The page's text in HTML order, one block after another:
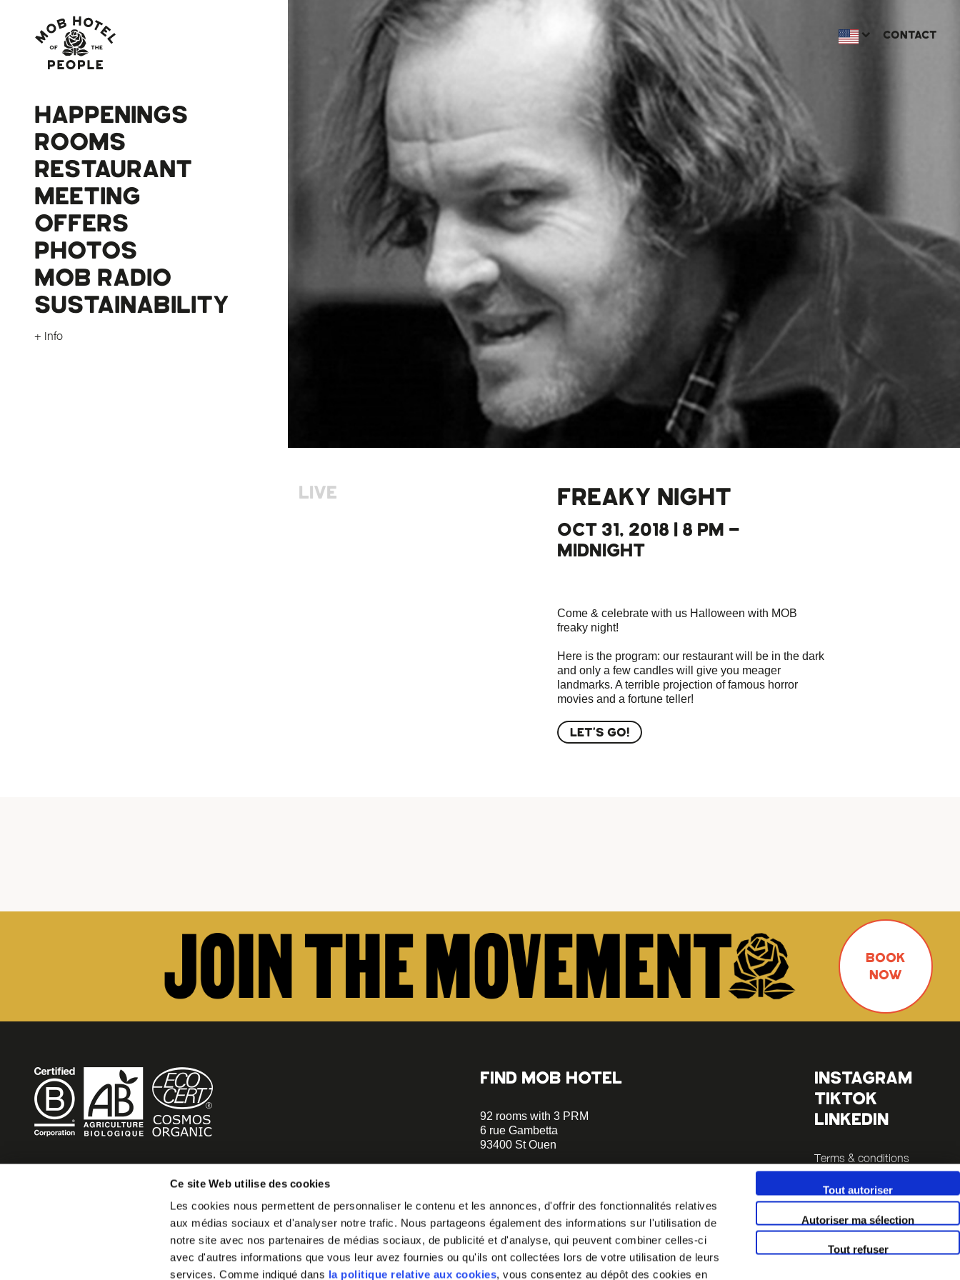
Ce site Web utilise des cookies
Les cookies nous permettent de personnaliser le contenu et les annonces, d'offrir des fonctionnalités relatives
aux médias sociaux et d'analyser notre trafic. Nous partageons également des informations sur l'utilisation de
notre site avec nos partenaires de médias sociaux, de publicité et d'analyse, qui peuvent combiner celles-ci
avec d'autres informations que vous leur avez fournies ou qu'ils ont collectées lors de votre utilisation de leurs
services. Comme indiqué dans la politique relative aux cookies, vous consentez au dépôt des cookies en
Tout autoriser
Autoriser ma sélection
Tout refuser
HAPPENINGS
ROOMS
RESTAURANT
MEETING
OFFERS
PHOTOS
MOB RADIO
SUSTAINABILITY
+ Info
CONTACT
FREAKY NIGHT
OCT 31, 2018 | 8 PM -
MIDNIGHT
LIVE
Come & celebrate with us Halloween with MOB
freaky night!
Here is the program: our restaurant will be in the dark
and only a few candles will give you meager
landmarks. A terrible projection of famous horror
movies and a fortune teller!
LET'S GO!
BOOK
NOW
BECOME MOB
MOB HOTEL is growing into a cooperative movement
If you want to create your own MOB HOTEL and belong to our
just write to us and tell us about your project, we will tell you how to
FIND MOB HOTEL
92 rooms with 3 PRM
6 rue Gambetta
93400 St Ouen
Metro Garibaldi - Line 13 (a 5 minutes
walks)
Metro Mairie de St-Ouen - Ligne 14 (a 5
minutes walks)
INSTAGRAM
TIKTOK
LINKEDIN
Terms & conditions
Legals